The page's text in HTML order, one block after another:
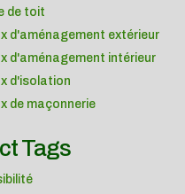
de toit
d'aménagement extérieur
d'aménagement intérieur
d'isolation
de maçonnerie
Tags